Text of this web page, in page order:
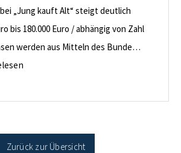
„Jung kauft Alt“ steigt deutlich
bis 180.000 Euro / abhängig von Zahl
werden aus Mitteln des Bundes
Zins bei 0,53 Prozent effektiv bei
verpflichten sich zu energetischer
[…]
Zurück zur Übersicht